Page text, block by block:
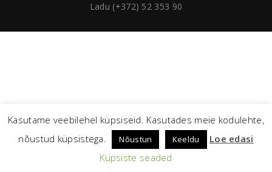
Ladu (+372) 52 353 90
Kasutame veebilehel küpsiseid. Kasutades meie kodulehte,
nõustud küpsistega.
Nõustun Keeldu
Loe edasi
Küpsiste seaded